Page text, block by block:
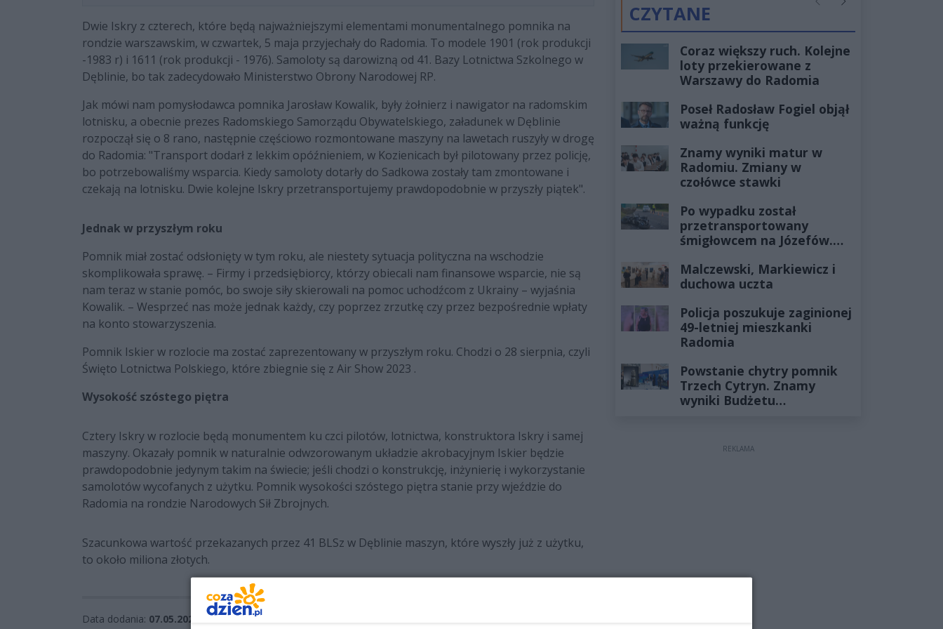
Dwie Iskry z czterech, które będą najważniejszymi elementami monumentalnego pomnika na
rondzie warszawskim, w czwartek, 5 maja przyjechały do Radomia. To modele 1901 (rok produkcji
-1983 r) i 1611 (rok produkcji - 1976). Samoloty są darowizną od 41. Bazy Lotnictwa Szkolnego w
Dęblinie, bo tak zadecydowało Ministerstwo Obrony Narodowej RP.
Jak mówi nam pomysłodawca pomnika Jarosław Kowalik, były żołnierz i nawigator na radomskim
lotnisku, a obecnie prezes Radomskiego Samorządu Obywatelskiego, załadunek w Dęblinie
rozpoczął się o 8 rano, następnie częściowo rozmontowane maszyny na lawetach ruszyły w drogę
do Radomia: "Transport dodarł z lekkim opóźnieniem, w Kozienicach był pilotowany przez policję,
bo potrzebowaliśmy wsparcia. Kiedy samoloty dotarły do Sadkowa zostały tam zmontowane i
czekają na lotnisku. Dwie kolejne Iskry przetransportujemy prawdopodobnie w przyszły piątek".
Jednak w przyszłym roku
Pomnik miał zostać odsłonięty w tym roku, ale niestety sytuacja polityczna na wschodzie
skomplikowała sprawę. – Firmy i przedsiębiorcy, którzy obiecali nam finansowe wsparcie, nie są
nam teraz w stanie pomóc, bo swoje siły skierowali na pomoc uchodźcom z Ukrainy – wyjaśnia
Kowalik. – Wesprzeć nas może jednak każdy, czy poprzez zrzutkę czy przez bezpośrednie wpłaty
na konto stowarzyszenia.
Pomnik Iskier w rozlocie ma zostać zaprezentowany w przyszłym roku. Chodzi o 28 sierpnia, czyli
Święto Lotnictwa Polskiego, które zbiegnie się z Air Show 2023 .
Wysokość szóstego piętra
Cztery Iskry w rozlocie będą monumentem ku czci pilotów, lotnictwa, konstruktora Iskry i samej
maszyny. Okazały pomnik w naturalnie odwzorowanym układzie akrobacyjnym Iskier będzie
prawdopodobnie jedynym takim na świecie; jeśli chodzi o konstrukcję, inżynierię i wykorzystanie
samolotów wycofanych z użytku. Pomnik wysokości szóstego piętra stanie przy wjeździe do
Radomia na rondzie Narodowych Sił Zbrojnych.
Szacunkowa wartość przekazanych przez 41 BLSz w Dęblinie maszyn, które wyszły już z użytku,
to około miliona złotych.
Data dodania: 07.05.2022 16:06
CZYTANE
PoprzednieNastępne
Coraz większy ruch. Kolejne
loty przekierowane z
Warszawy do Radomia
Poseł Radosław Fogiel objął
ważną funkcję
Znamy wyniki matur w
Radomiu. Zmiany w
czołówce stawki
Po wypadku został
przetransportowany
śmigłowcem na Józefów.
żyłach
Malczewski, Markiewicz i
duchowa uczta
Policja poszukuje zaginionej
49-letniej mieszkanki
Radomia
Powstanie chytry pomnik
Trzech Cytryn. Znamy
wyniki Budżetu
REKLAMA